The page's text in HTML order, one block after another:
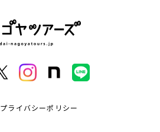
プライバシーポリシー